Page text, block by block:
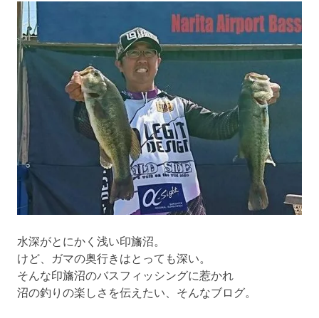
ゲ
ー
シ
ョ
ン
水深がとにかく浅い印旛沼。
けど、ガマの奥行きはとっても深い。
そんな印旛沼のバスフィッシングに惹かれ
沼の釣りの楽しさを伝えたい、そんなブログ。